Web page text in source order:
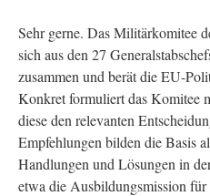
Sehr gerne. Das Militärkomitee
sich aus den 27
zusammen und berät die EU-
Konkret formuliert das Komitee
diese den relevanten
Empfehlungen bilden die Basis
Handlungen und Lösungen in
etwa die Ausbildungsmission